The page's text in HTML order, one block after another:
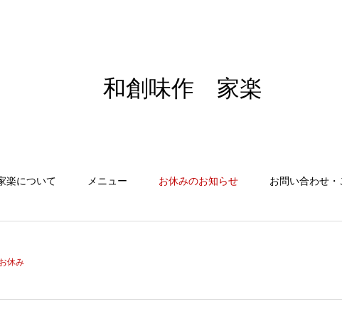
和創味作 家楽
楽について メニュー お休みのお知らせ お問い合わせ・
休み